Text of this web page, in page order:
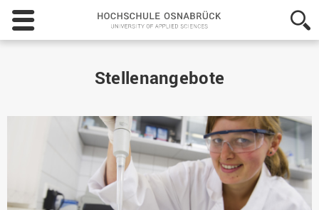
Hochschule
Osnabrück
-
Stellenangebote